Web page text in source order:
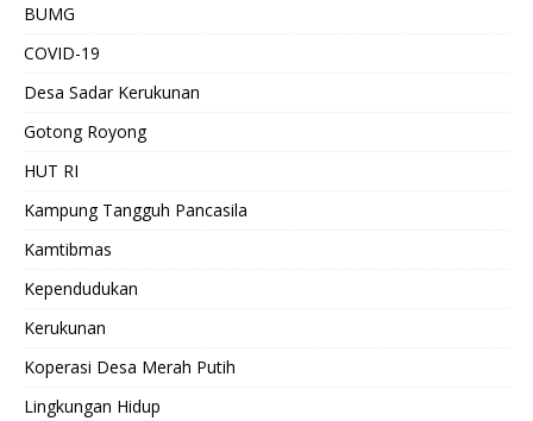
BUMG
COVID-19
Desa Sadar Kerukunan
Gotong Royong
HUT RI
Kampung Tangguh Pancasila
Kamtibmas
Kependudukan
Kerukunan
Koperasi Desa Merah Putih
Lingkungan Hidup